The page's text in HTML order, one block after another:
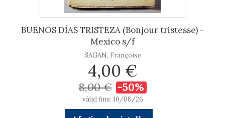
BUENOS DÍAS TRISTEZA (Bonjour tristesse) -
Mexico s/f
SAGAN, Françoise
4,00 €
8,00 € -50%
vàlid fins: 10/08/26